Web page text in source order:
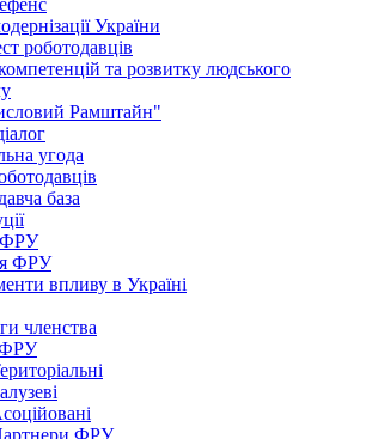
України
роботодавців
та розвитку людського
Рамштайн"
угода
база
ФРУ
ФРУ
впливу в Україні
членства
ФРУ